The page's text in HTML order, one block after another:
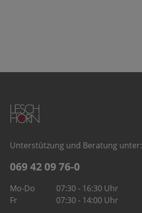
Unterstützung und Beratung unter:
069 42 09 76-0
Mo-Do
07:30 - 16:30 Uhr
Fr
07:30 - 14:00 Uhr